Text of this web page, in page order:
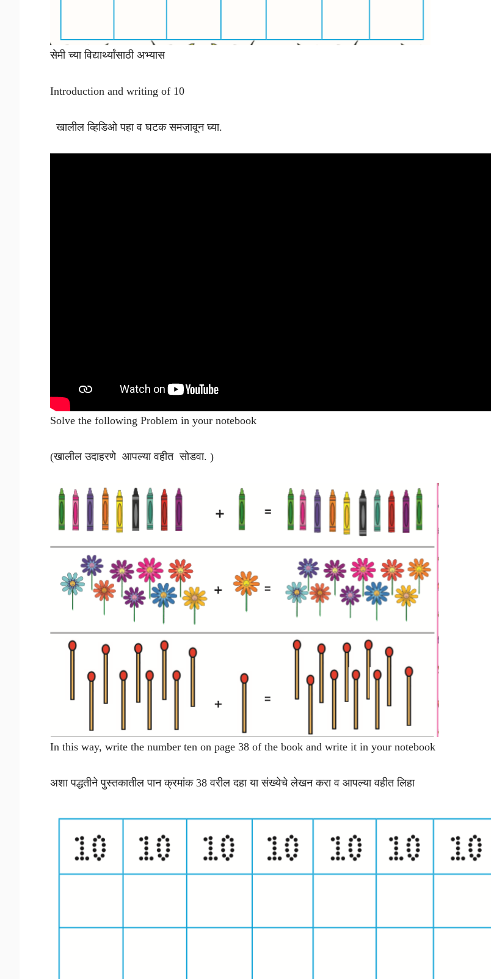
सेमी च्या विद्यार्थ्यांसाठी अभ्यास
Introduction and writing of 10
खालील व्हिडिओ पहा व घटक समजावून घ्या.
Solve the following Problem in your notebook
(खालील उदाहरणे आपल्या वहीत सोडवा. )
In this way, write the number ten on page 38 of the book and write it in your notebook
अशा पद्धतीने पुस्तकातील पान क्रमांक 38 वरील दहा या संख्येचे लेखन करा व आपल्या वहीत लिहा